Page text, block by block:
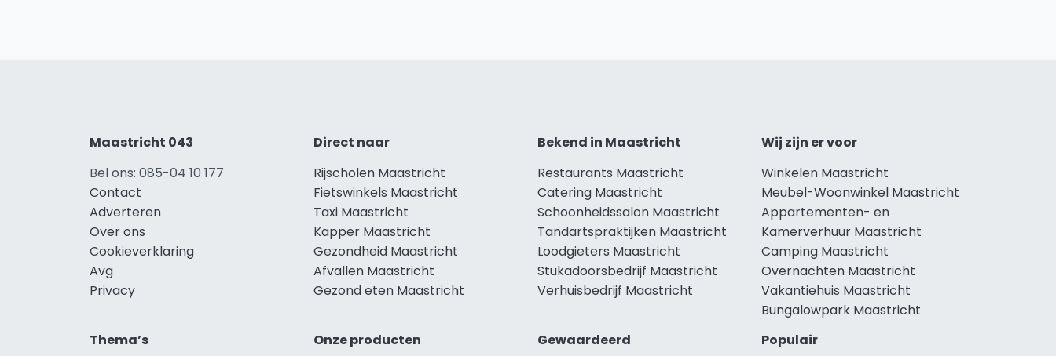
Maastricht 043
Bel ons: 085-04 10 177
Contact
Adverteren
Over ons
Cookieverklaring
Avg
Privacy
Direct naar
Rijscholen Maastricht
Fietswinkels Maastricht
Taxi Maastricht
Kapper Maastricht
Gezondheid Maastricht
Afvallen Maastricht
Gezond eten Maastricht
Bekend in Maastricht
Restaurants Maastricht
Catering Maastricht
Schoonheidssalon Maastricht
Tandartspraktijken Maastricht
Loodgieters Maastricht
Stukadoorsbedrijf Maastricht
Verhuisbedrijf Maastricht
Wij zijn er voor
Winkelen Maastricht
Meubel-Woonwinkel Maastricht
Appartementen- en
Kamerverhuur Maastricht
Camping Maastricht
Overnachten Maastricht
Vakantiehuis Maastricht
Bungalowpark Maastricht
Thema’s
Onze producten Gewaardeerd Populair